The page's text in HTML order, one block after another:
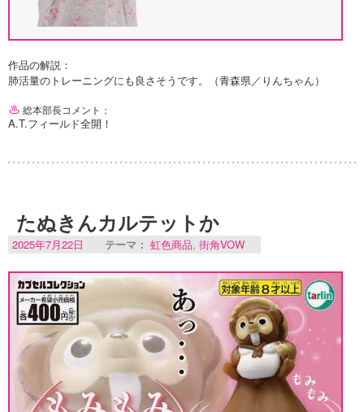
作品の解説：
肺活量のトレーニングにも良さそうです。（青森県／りんちゃん）
総本部長コメント：
A.T.フィールド全開！
たぬきんカルテットか
2025年7月22日 テーマ： 虹色商品, 街角VOW